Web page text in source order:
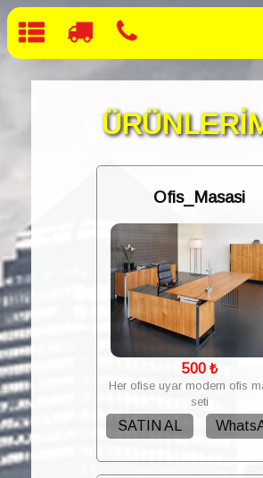
Ofis_Masasi
500₺
Her ofise uyar modern ofis
seti
SATIN AL